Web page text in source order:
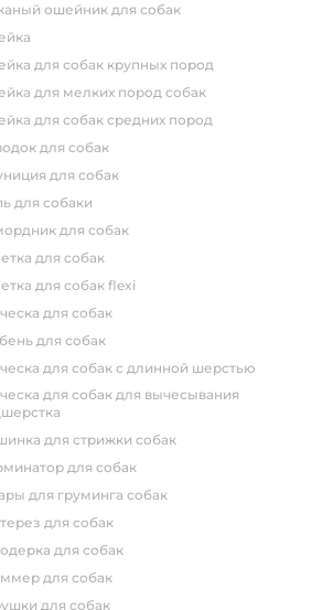
ошейник для собак
для собак крупных пород
для мелких пород собак
для собак средних пород
для собак
для собак
для собаки
для собак
для собак
для собак flexi
для собак
для собак
для собак с длинной шерстью
для стрижки собак
для собак
для груминга собак
для собак
для собак
для собак
для собак